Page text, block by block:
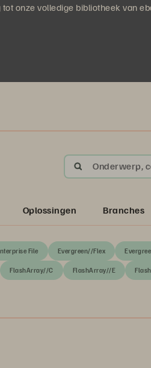
onze volledige bibliotheek van
Onderwerp,
Oplossingen Branches
File Evergreen//Flex
FlashArray//C FlashArray//E